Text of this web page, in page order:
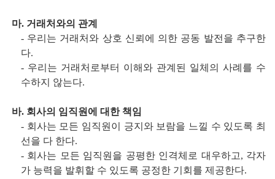
마. 거래처와의 관계
- 우리는 거래처와 상호 신뢰에 의한 공동 발전을 추구한
다.
- 우리는 거래처로부터 이해와 관계된 일체의 사례를 수
수하지 않는다.
바. 회사의 임직원에 대한 책임
- 회사는 모든 임직원이 긍지와 보람을 느낄 수 있도록 최
선을 다 한다.
- 회사는 모든 임직원을 공평한 인격체로 대우하고, 각자
가 능력을 발휘할 수 있도록 공정한 기회를 제공한다.